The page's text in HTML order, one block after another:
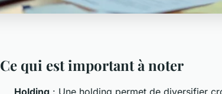
Ce qui est important à noter